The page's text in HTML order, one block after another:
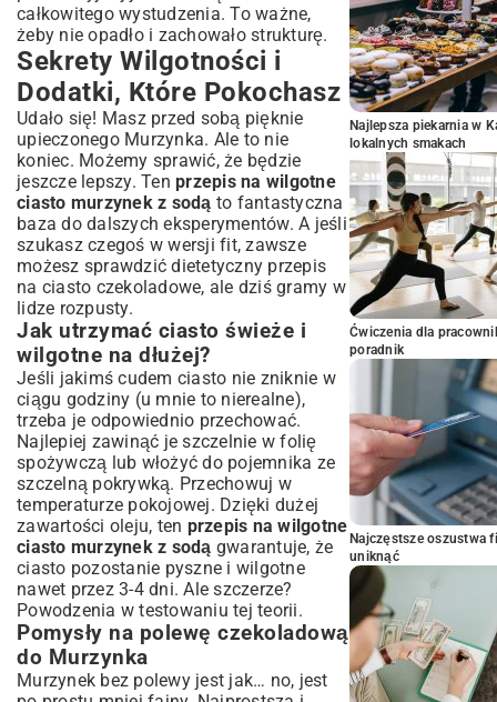
całkowitego wystudzenia. To ważne,
żeby nie opadło i zachowało strukturę.
Sekrety Wilgotności i
Dodatki, Które Pokochasz
Udało się! Masz przed sobą pięknie
upieczonego Murzynka. Ale to nie
koniec. Możemy sprawić, że będzie
jeszcze lepszy. Ten przepis na wilgotne
ciasto murzynek z sodą to fantastyczna
baza do dalszych eksperymentów. A jeśli
szukasz czegoś w wersji fit, zawsze
możesz sprawdzićdietetyczny przepis
na ciasto czekoladowe, ale dziś gramy w
lidze rozpusty.
Jak utrzymać ciasto świeże i
wilgotne na dłużej?
Jeśli jakimś cudem ciasto nie zniknie w
ciągu godziny (u mnie to nierealne),
trzeba je odpowiednio przechować.
Najlepiej zawinąć je szczelnie w folię
spożywczą lub włożyć do pojemnika ze
szczelną pokrywką. Przechowuj w
temperaturze pokojowej. Dzięki dużej
zawartości oleju, ten przepis na wilgotne
ciasto murzynek z sodą gwarantuje, że
ciasto pozostanie pyszne i wilgotne
nawet przez 3-4 dni. Ale szczerze?
Powodzenia w testowaniu tej teorii.
Pomysły na polewę czekoladową
do Murzynka
Murzynek bez polewy jest jak… no, jest
Najlepsza piekarnia w
lokalnych smakach
Ćwiczenia dla
poradnik
Najczęstsze oszustwa
uniknąć